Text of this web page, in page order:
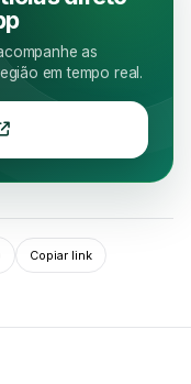
as
em tempo real.
Copiar link